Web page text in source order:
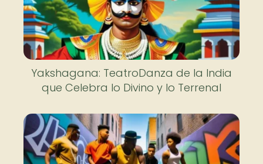
Yakshagana: TeatroDanza de la India
que Celebra lo Divino y lo Terrenal